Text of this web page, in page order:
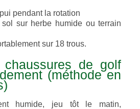
pendant la rotation
sur herbe humide ou terrain
sur 18 trous.
de golf
(méthode en
humide, jeu tôt le matin,